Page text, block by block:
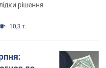
рішення
10,3 т.